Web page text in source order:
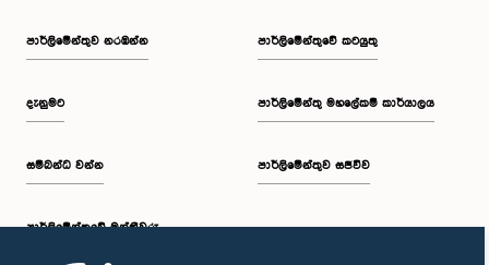
පාර්ලි‌මේන්තුව නරඹන්න
දැනුමට
සම්බන්ධ වන්න
පාර්ලි‌මේන්තුවේ මන්ත්‍රීවරු
පාර්ලිමේන්තුවේ කටයුතු
පාර්ලිමේන්තු මහලේකම් කාර්යාලය
පාර්ලිමේන්තුව සජීවීව